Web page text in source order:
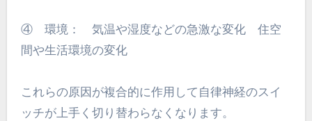
④ 環境： 気温や湿度などの急激な変化 住空
間や生活環境の変化
これらの原因が複合的に作用して自律神経のスイ
ッチが上手く切り替わらなくなります。